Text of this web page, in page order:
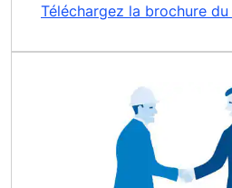
Téléchargez la brochure